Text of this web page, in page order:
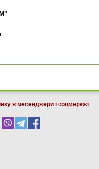
в месенджери і соцмережі